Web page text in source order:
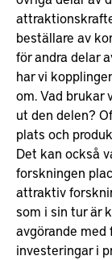
beställare av
för andra delar
har vi
om. Vad
ut den delen?
plats och
Det kan också
forskningen
attraktiv
som i sin tur är
avgörande
investeringar i